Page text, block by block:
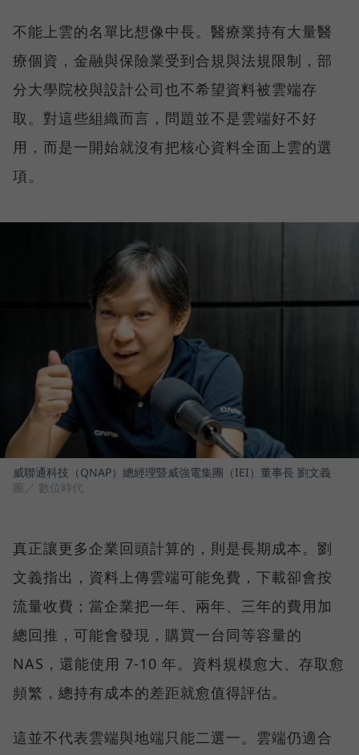
不能上雲的名單比想像中長。醫療業持有大量醫
療個資，金融與保險業受到合規與法規限制，部
分大學院校與設計公司也不希望資料被雲端存
取。對這些組織而言，問題並不是雲端好不好
用，而是一開始就沒有把核心資料全面上雲的選
項。
威聯通科技（QNAP）總經理暨威強電集團（IEI）董事長 劉文義
圖／ 數位時代
真正讓更多企業回頭計算的，則是長期成本。劉
文義指出，資料上傳雲端可能免費，下載卻會按
流量收費；當企業把一年、兩年、三年的費用加
總回推，可能會發現，購買一台同等容量的
NAS，還能使用 7-10 年。資料規模愈大、存取愈
頻繁，總持有成本的差距就愈值得評估。
這並不代表雲端與地端只能二選一。雲端仍適合